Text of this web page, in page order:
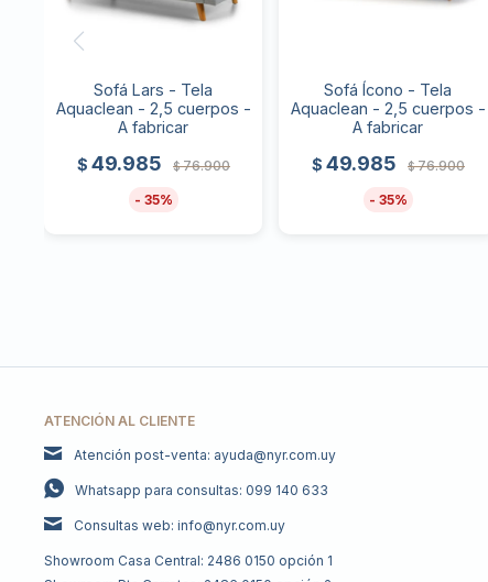
Sofá Lars - Tela
Aquaclean - 2,5 cuerpos -
A fabricar
$ 49.985 $ 76.900
35
Sofá Ícono - Tela
Aquaclean - 2,5 cuerpos -
A fabricar
$ 49.985 $ 76.900
35
ATENCIÓN AL CLIENTE
Atención post-venta: ayuda@nyr.com.uy
Whatsapp para consultas: 099 140 633
Consultas web: info@nyr.com.uy
Showroom Casa Central: 2486 0150 opción 1